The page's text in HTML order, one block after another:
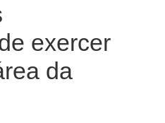
exercer
da